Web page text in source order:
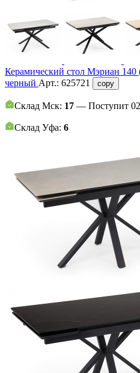
Керамический стол Мэриан 140
черный Арт.: 625721 copy
Склад Мск: 17 — Поступит
Склад Уфа: 6